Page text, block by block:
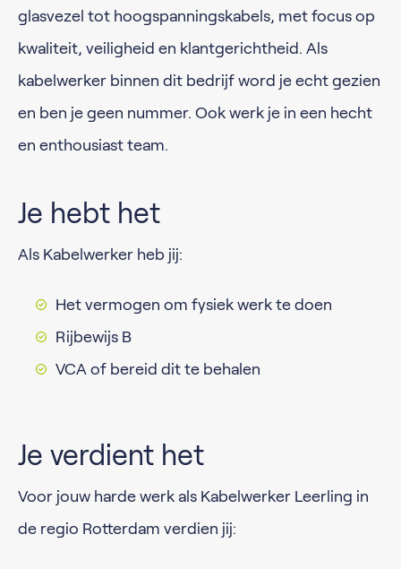
glasvezel tot hoogspanningskabels, met focus op
kwaliteit, veiligheid en klantgerichtheid. Als
kabelwerker binnen dit bedrijf word je echt gezien
en ben je geen nummer. Ook werk je in een hecht
en enthousiast team.
Je hebt het
Als Kabelwerker heb jij:
Het vermogen om fysiek werk te doen
Rijbewijs B
VCA of bereid dit te behalen
Je verdient het
Voor jouw harde werk als Kabelwerker Leerling in
de regio Rotterdam verdien jij: